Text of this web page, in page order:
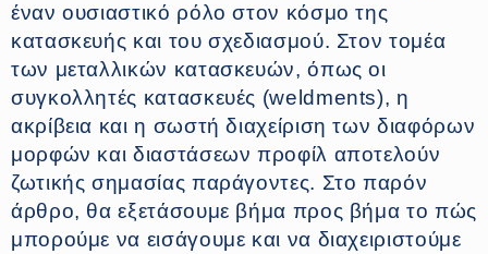
έναν ουσιαστικό ρόλο στον κόσμο της
κατασκευής και του σχεδιασμού. Στον τομέα
των μεταλλικών κατασκευών, όπως οι
συγκολλητές κατασκευές (weldments), η
ακρίβεια και η σωστή διαχείριση των διαφόρων
μορφών και διαστάσεων προφίλ αποτελούν
ζωτικής σημασίας παράγοντες. Στο παρόν
άρθρο, θα εξετάσουμε βήμα προς βήμα το πώς
μπορούμε να εισάγουμε και να διαχειριστούμε